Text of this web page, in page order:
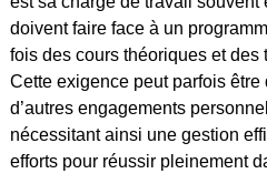
doivent faire face à un
fois des cours théoriques et des
Cette exigence peut parfois
d’autres engagements
nécessitant ainsi une gestion
efforts pour réussir pleinement